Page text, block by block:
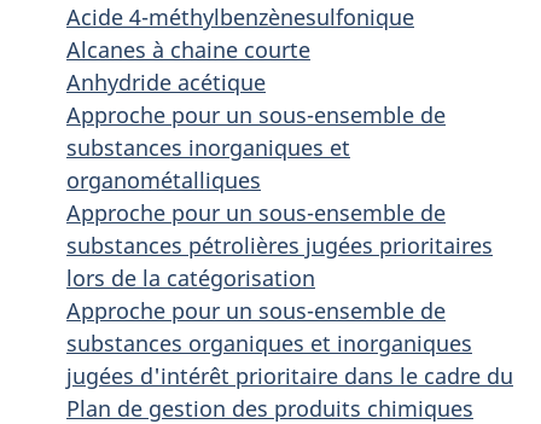
Acide 4-méthylbenzènesulfonique
Alcanes à chaine courte
Anhydride acétique
Approche pour un sous-ensemble de
substances inorganiques et
organométalliques
Approche pour un sous-ensemble de
substances pétrolières jugées prioritaires
lors de la catégorisation
Approche pour un sous-ensemble de
substances organiques et inorganiques
jugées d'intérêt prioritaire dans le cadre du
Plan de gestion des produits chimiques